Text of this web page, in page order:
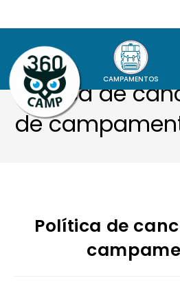
CAMPAMENTOS
Política de
de
Política de